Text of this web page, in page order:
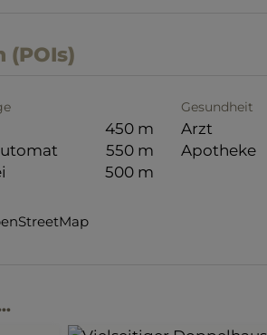
450 m
550 m
500 m
Gesundheit
Arzt
Apotheke